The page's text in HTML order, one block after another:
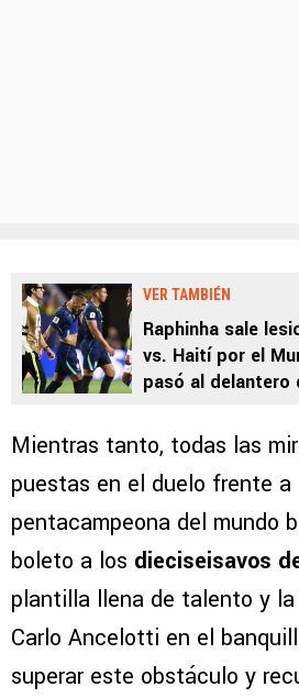
VER TAMBIÉN
Raphinha sale
vs. Haití por el
pasó al delantero
Mientras tanto, todas las
puestas en el duelo frente a
pentacampeona del mundo
boleto a los dieciseisavos
plantilla llena de talento y
Carlo Ancelotti en el
superar este obstáculo y